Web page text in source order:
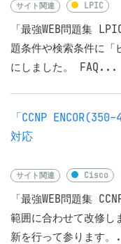
サイト関連 LPIC
「最強WEB問題集
題条件や検索条件に「
にしました。 FAQ...
「CCNP
対応
サイト関連 Cisco
「最強WEB問題集
範囲に合わせて改修し
新を行って参ります